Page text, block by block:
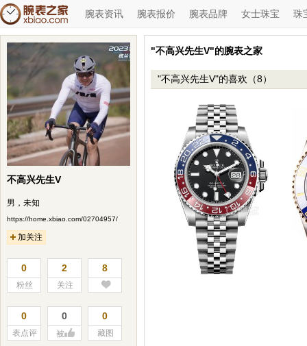
腕表资讯 腕表报价 腕表品牌 女士珠宝 珠
不高兴先生V
男，未知
https://home.xbiao.com/02704957/
加关注
0
粉丝
2
关注
8
0
表点评
0
被
0
藏图
"不高兴先生V"的腕表之家
"不高兴先生V"的喜欢（8）